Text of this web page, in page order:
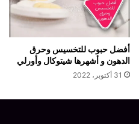
أفضل حبوب للتخسيس وحرق
الدهون و أشهرها شيتوكال وأورلي
31 أكتوبر، 2022